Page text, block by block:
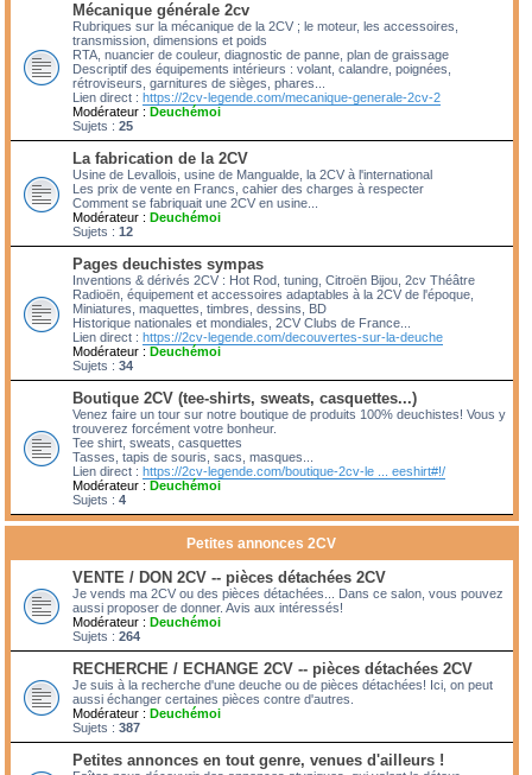
Mécanique générale 2cv
Rubriques sur la mécanique de la 2CV ; le moteur, les accessoires,
transmission, dimensions et poids
RTA, nuancier de couleur, diagnostic de panne, plan de graissage
Descriptif des équipements intérieurs : volant, calandre, poignées,
rétroviseurs, garnitures de sièges, phares...
Lien direct : https://2cv-legende.com/mecanique-generale-2cv-2
Modérateur : Deuchémoi
Sujets : 25
La fabrication de la 2CV
Usine de Levallois, usine de Mangualde, la 2CV à l'international
Les prix de vente en Francs, cahier des charges à respecter
Comment se fabriquait une 2CV en usine...
Modérateur : Deuchémoi
Sujets : 12
Pages deuchistes sympas
Inventions & dérivés 2CV : Hot Rod, tuning, Citroën Bijou, 2cv Théâtre
Radioën, équipement et accessoires adaptables à la 2CV de l'époque,
Miniatures, maquettes, timbres, dessins, BD
Historique nationales et mondiales, 2CV Clubs de France...
Lien direct : https://2cv-legende.com/decouvertes-sur-la-deuche
Modérateur : Deuchémoi
Sujets : 34
Boutique 2CV (tee-shirts, sweats, casquettes...)
Venez faire un tour sur notre boutique de produits 100% deuchistes! Vous y
trouverez forcément votre bonheur.
Tee shirt, sweats, casquettes
Tasses, tapis de souris, sacs, masques...
Lien direct : https://2cv-legende.com/boutique-2cv-le ... eeshirt#!/
Modérateur : Deuchémoi
Sujets : 4
Petites annonces 2CV
VENTE / DON 2CV -- pièces détachées 2CV
Je vends ma 2CV ou des pièces détachées... Dans ce salon, vous pouvez
aussi proposer de donner. Avis aux intéressés!
Modérateur : Deuchémoi
Sujets : 264
RECHERCHE / ECHANGE 2CV -- pièces détachées 2CV
Je suis à la recherche d'une deuche ou de pièces détachées! Ici, on peut
aussi échanger certaines pièces contre d'autres.
Modérateur : Deuchémoi
Sujets : 387
Petites annonces en tout genre, venues d'ailleurs !